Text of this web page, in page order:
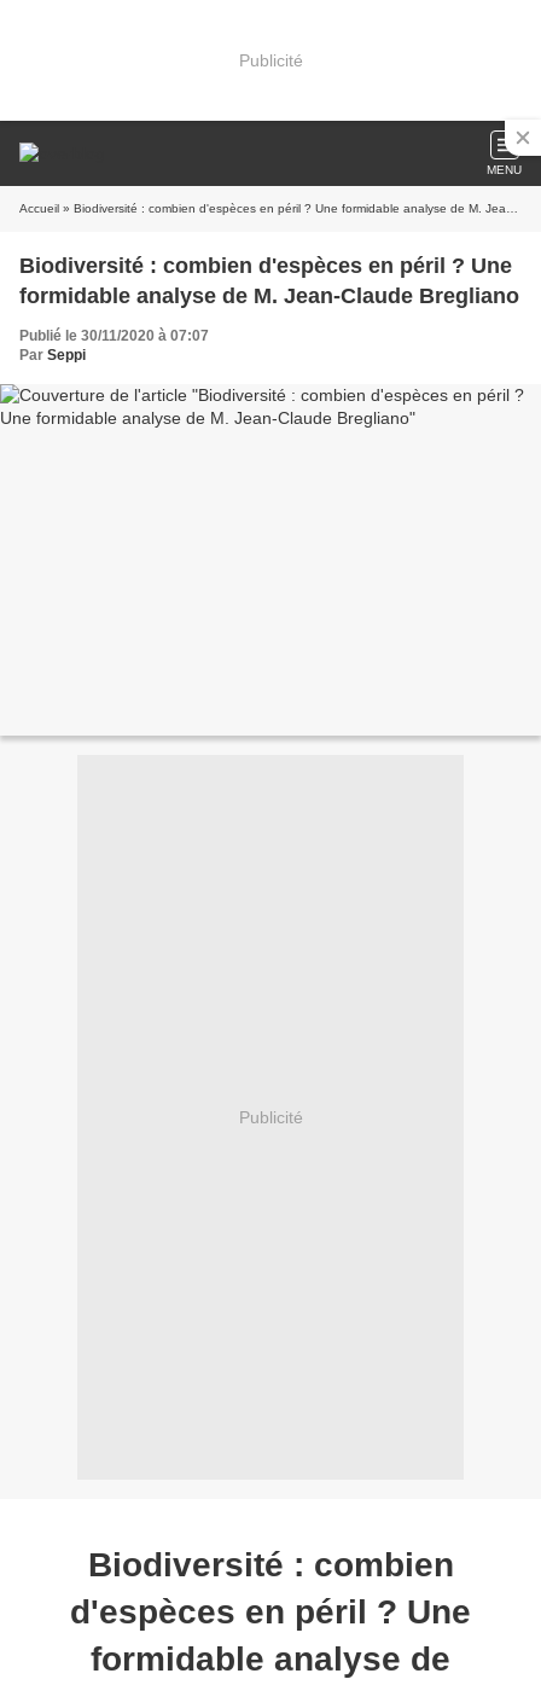
Publicité
MENU
Accueil » Biodiversité : combien d'espèces en péril ? Une formidable analyse de M. Jean-Claude Bregliano
Biodiversité : combien d'espèces en péril ? Une
formidable analyse de M. Jean-Claude Bregliano
Publié le 30/11/2020 à 07:07
Par Seppi
Publicité
Biodiversité : combien
d'espèces en péril ? Une
formidable analyse de